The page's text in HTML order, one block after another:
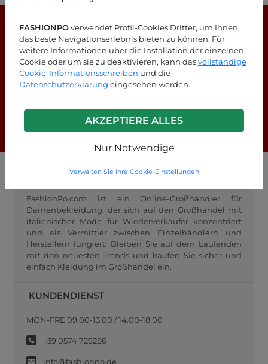
FASHIONPOverwendet Profil-Cookies Dritter, um Ihnen
das beste Navigationserlebnis bieten zu können. Für
weitere Informationen über die Installation der einzelnen
Cookie oder um sie zu deaktivieren, kann dasvollständige
Cookie-Informationsschreiben und die
Datenschutzerklärung eingesehen werden.
AKZEPTIERE ALLES
Nur Notwendige
Verwalten Sie Ihre Cookie-Einstellungen
Suchen Sie nach Antworten?
FashionPo.com ist ein Online-Großhändler für
Damenbekleidung, der sich auf den Großhandel mit
italienischer Mode für Wiederverkäufer konzentriert
und als Vermittler zwischen Einzelhändlern und
Herstellern fungiert. Bleiben Sie auf dem Laufenden
mit den neuesten Trends und kaufen Sie sicher und
einfach Kleidung im Großhandel ein.
KUNDENDIENST
MON-FRE 09:00-13:00 / 14:00-18:00
+39 0574 729286
info@fashionpo.de